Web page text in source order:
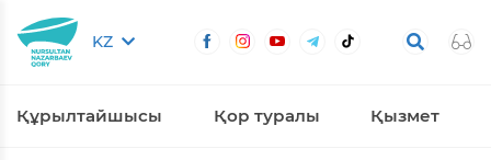
KZ
Құрылтайшысы Қор туралы Қызмет